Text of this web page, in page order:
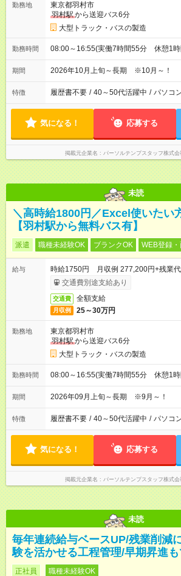
勤務地
東京都羽村市
羽村駅から送迎バス6分
大型トラック・バスの製造
勤務時間 08:00～16:55(実働7時間55分 休憩1
期間 2026年10月上旬～長期 ※10月～！
特徴 履歴書不要 / 40～50代活躍中 / パソコ
気になる！ 応募する
掲載元企業名 パーソルテンプスタッフ株式
未読
＼高時給1800円／Excel使いたい
【羽村駅から無料バス有】
派遣 職種未経験OK ブランクOK WEB登録
給与
時給1750円 月収例 277,200円+残業代
交通費別途支給あり
交通費 全額支給
月収例 25～30万円
勤務地
東京都羽村市
羽村駅から送迎バス6分
大型トラック・バスの製造
勤務時間 08:00～16:55(実働7時間55分 休憩1
期間 2026年09月上旬～長期 ※9月～！
特徴 履歴書不要 / 40～50代活躍中 / パソコ
気になる！ 応募する
掲載元企業名 パーソルテンプスタッフ株式
未読
毎年連続給与ベースUP/残業削減
験を活かせる工程管理/早期昇進も
正社員 職種未経験OK